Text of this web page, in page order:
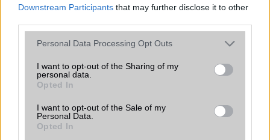
Downstream Participants that may further disclose it to other
Please note that this website/app uses one or more Google
not limited to your visit or usage behaviour. You may click to
grant or deny consent to Google and its third-party tags to
use your data for below specified purposes in below Google
consent section.
Personal Data Processing Opt Outs
I want to opt-out of the Sharing of my
personal data.
Opted In
I want to opt-out of the Sale of my
Personal Data.
Opted In
Funkciók
keresésre is alkalmas, Aple
Pay (Visa, MasterCard, AMEX